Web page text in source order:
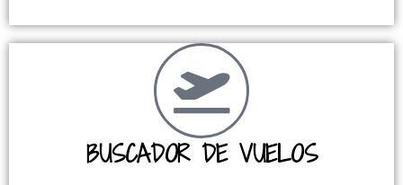
BUSCADOR DE VUELOS